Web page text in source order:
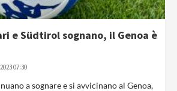
e Südtirol sognano, il Genoa è
07:30
a sognare e si avvicinano al Genoa,